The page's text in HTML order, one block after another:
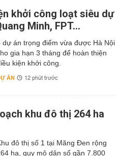
khởi công loạt siêu dự
Minh, FPT...
dự án trọng điểm vừa được Hà Nội
gia hạn 3 tháng để hoàn thiện
kiện khởi công.
ÁN 12 phút trước
khu đô thị 264 ha
đô thị số 1 tại Măng Đen rộng
ha, quy mô dân số gần 7.800